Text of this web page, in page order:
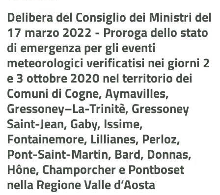
Delibera del Consiglio dei Ministri del
17 marzo 2022 - Proroga dello stato
di emergenza per gli eventi
meteorologici verificatisi nei giorni 2
e 3 ottobre 2020 nel territorio dei
Comuni di Cogne, Aymavilles,
Gressoney–La-Trinitè, Gressoney
Saint-Jean, Gaby, Issime,
Fontainemore, Lillianes, Perloz,
Pont-Saint-Martin, Bard, Donnas,
Hône, Champorcher e Pontboset
nella Regione Valle d’Aosta